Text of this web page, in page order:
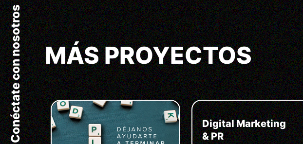
MÁS PROYECTOS
Digital Marketing
& PR
Conéctate con nosotros